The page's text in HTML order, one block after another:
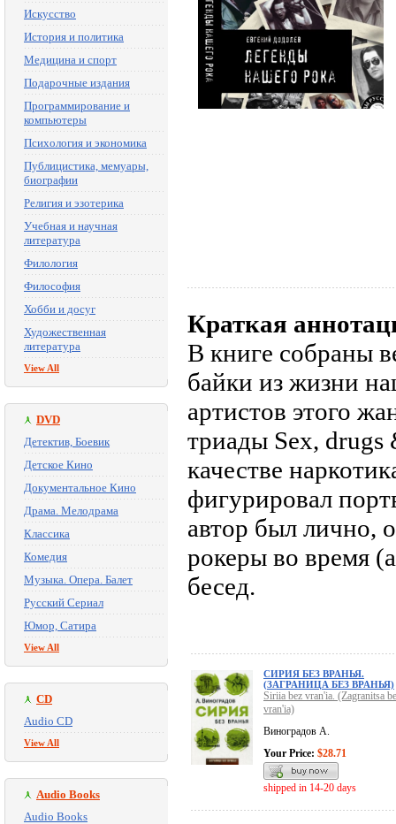
Искусство
История и политика
Медицина и спорт
Подарочные издания
Программирование и
компьютеры
Психология и экономика
Публицистика, мемуары,
биографии
Религия и эзотерика
Учебная и научная
литература
Филология
Философия
Хобби и досуг
Художественная
литература
View All
DVD
Детектив, Боевик
Детское Кино
Документальное Кино
Драма. Мелодрама
Классика
Комедия
Музыка. Опера. Балет
Русский Сериал
Юмор, Сатира
View All
CD
Audio CD
View All
Audio Books
Audio Books
Краткая
В книге собраны
байки из жизни
артистов этого
триады Sex,
качестве
фигурировал
автор был лично,
рокеры во время
бесед.
СИРИЯ БЕЗ ВРАНЬЯ.
(ЗАГРАНИЦА БЕЗ ВРАНЬЯ)
Siriia bez vran'ia. (Zagranitsa
vran'ia)
Виноградов А.
Your Price: $28.71
shipped in 14-20 days